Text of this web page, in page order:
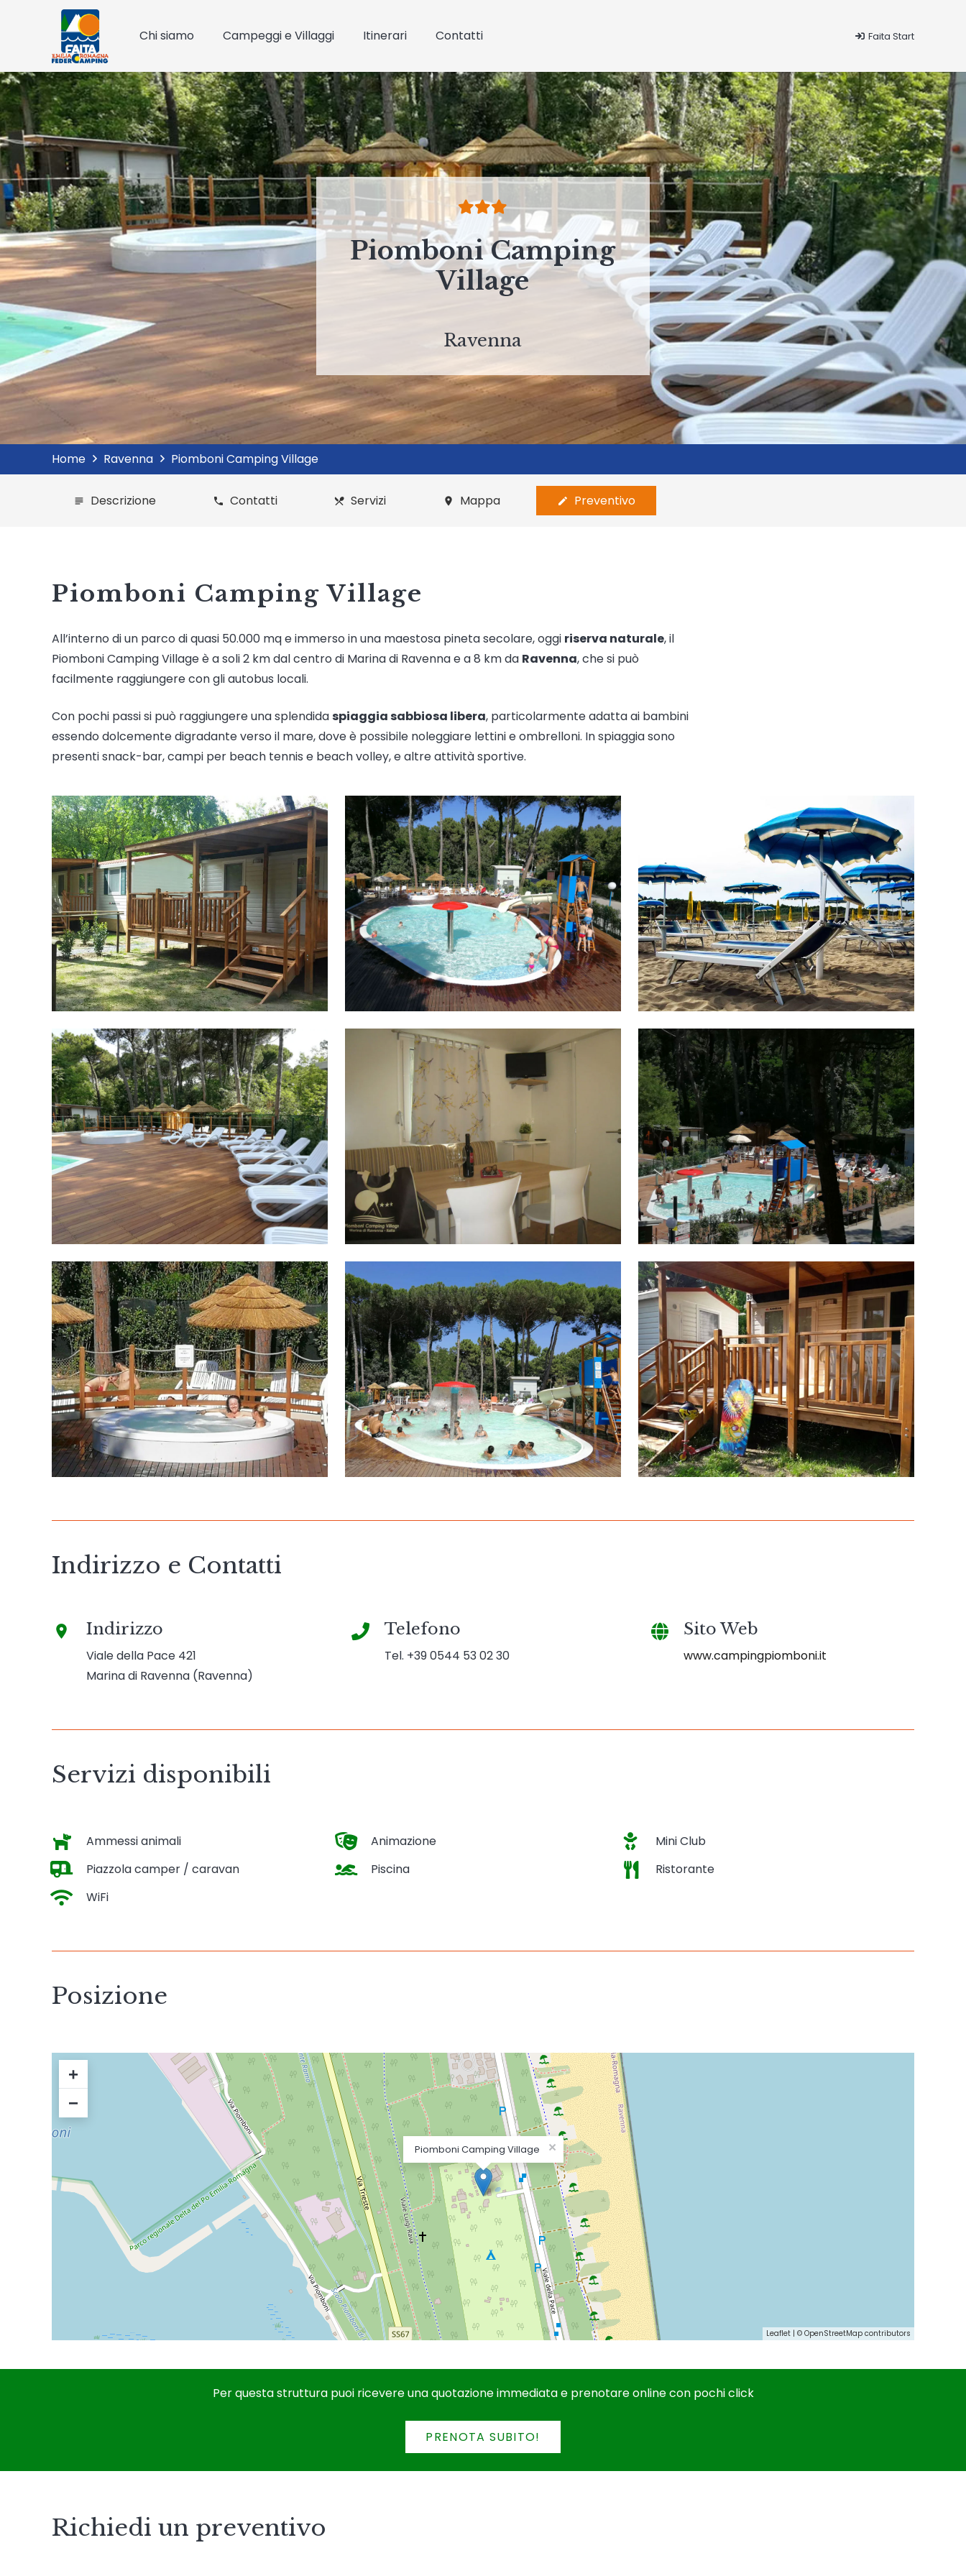
Chi siamo Campeggi e Villaggi Itinerari Contatti Faita Start
Piomboni Camping
Village
Ravenna
Home Ravenna Piomboni Camping Village
subject Descrizione phone Contatti restaurant_menu Servizi place Mappa edit Preventivo
Piomboni Camping Village
All’interno di un parco di quasi 50.000 mq e immerso in una maestosa pineta secolare, oggi riserva naturale, il
Piomboni Camping Village è a soli 2 km dal centro di Marina di Ravenna e a 8 km da Ravenna, che si può
facilmente raggiungere con gli autobus locali.
Con pochi passi si può raggiungere una splendidaspiaggia sabbiosa libera, particolarmente adatta ai bambini
essendo dolcemente digradante verso il mare, dove è possibile noleggiare lettini e ombrelloni. In spiaggia sono
presenti snack-bar, campi per beach tennis e beach volley, e altre attività sportive.
Indirizzo e Contatti
place Indirizzo
Viale della Pace 421
Marina di Ravenna (Ravenna)
Telefono
Tel. +39 0544 53 02 30
Sito Web
www.campingpiomboni.it
Servizi disponibili
Ammessi animali Animazione
Mini Club
Piazzola camper / caravan
Piscina
Ristorante
WiFi
Posizione
Piomboni Camping Village ×
+
−
Leaflet | © OpenStreetMap contributors
Per questa struttura puoi ricevere una quotazione immediata e prenotare online con pochi click
PRENOTA SUBITO!
Richiedi un preventivo